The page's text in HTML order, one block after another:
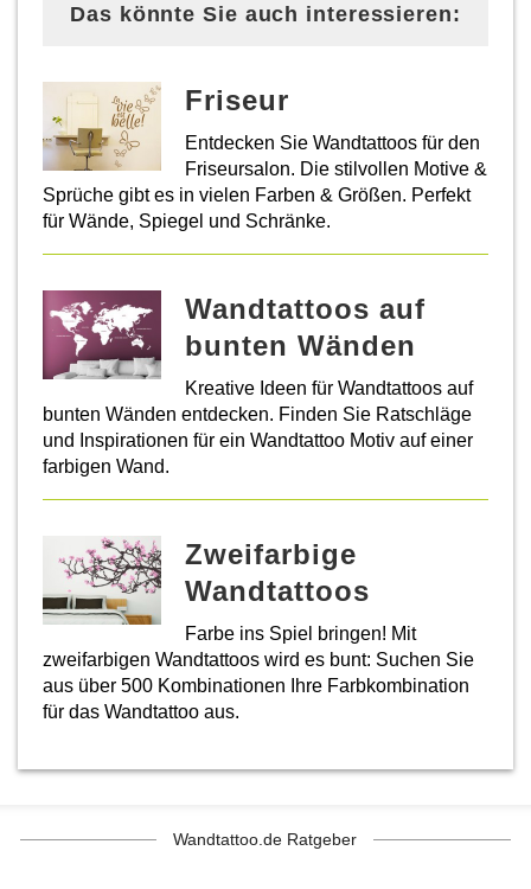
Das könnte Sie auch interessieren:
Friseur
Entdecken Sie Wandtattoos für den
Friseursalon. Die stilvollen Motive &
Sprüche gibt es in vielen Farben & Größen. Perfekt
für Wände, Spiegel und Schränke.
Wandtattoos auf
bunten Wänden
Kreative Ideen für Wandtattoos auf
bunten Wänden entdecken. Finden Sie Ratschläge
und Inspirationen für ein Wandtattoo Motiv auf einer
farbigen Wand.
Zweifarbige
Wandtattoos
Farbe ins Spiel bringen! Mit
zweifarbigen Wandtattoos wird es bunt: Suchen Sie
aus über 500 Kombinationen Ihre Farbkombination
für das Wandtattoo aus.
Wandtattoo.de Ratgeber